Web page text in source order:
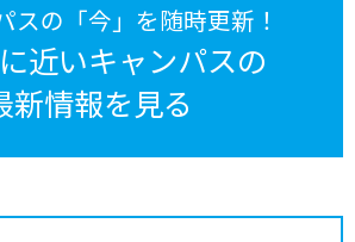
スの「今」を随時更新！
近いキャンパスの
新情報を見る